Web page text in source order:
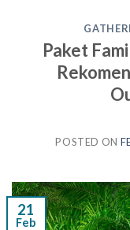
Paket
POSTED ON
21
Feb